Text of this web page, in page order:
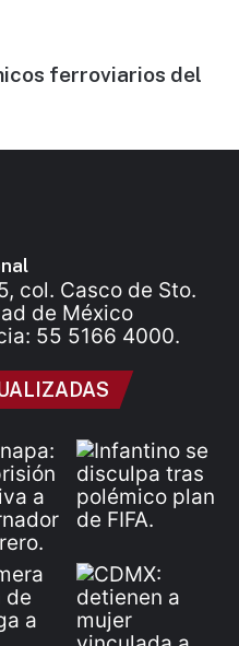
ferroviarios del
col. Casco de Sto.
de México
55 5166 4000.